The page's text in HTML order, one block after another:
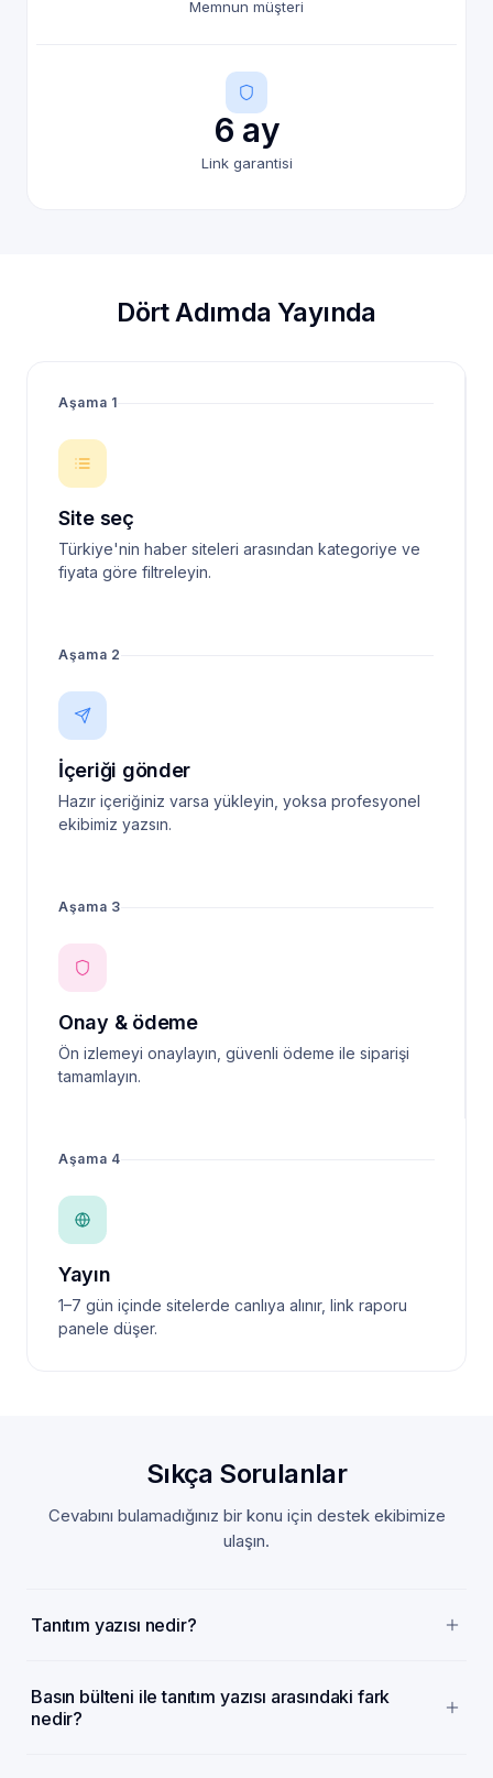
Memnun müşteri
6 ay
Link garantisi
Dört Adımda Yayında
Aşama 1
Site seç
Türkiye'nin haber siteleri arasından kategoriye ve
fiyata göre filtreleyin.
Aşama 2
İçeriği gönder
Hazır içeriğiniz varsa yükleyin, yoksa profesyonel
ekibimiz yazsın.
Aşama 3
Onay & ödeme
Ön izlemeyi onaylayın, güvenli ödeme ile siparişi
tamamlayın.
Aşama 4
Yayın
1–7 gün içinde sitelerde canlıya alınır, link raporu
panele düşer.
Sıkça Sorulanlar
Cevabını bulamadığınız bir konu için destek ekibimize
ulaşın.
Tanıtım yazısı nedir?
Basın bülteni ile tanıtım yazısı arasındaki fark
nedir?